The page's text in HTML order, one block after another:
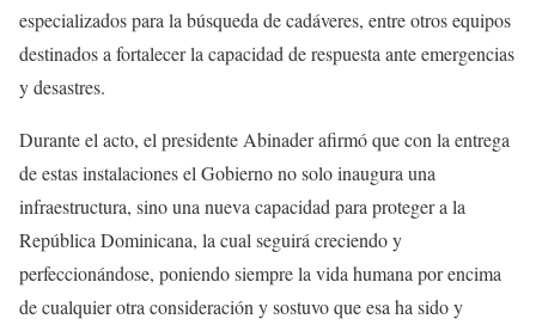
especializados para la búsqueda de cadáveres, entre otros equipos
destinados a fortalecer la capacidad de respuesta ante emergencias
y desastres.
Durante el acto, el presidente Abinader afirmó que con la entrega
de estas instalaciones el Gobierno no solo inaugura una
infraestructura, sino una nueva capacidad para proteger a la
República Dominicana, la cual seguirá creciendo y
perfeccionándose, poniendo siempre la vida humana por encima
de cualquier otra consideración y sostuvo que esa ha sido y